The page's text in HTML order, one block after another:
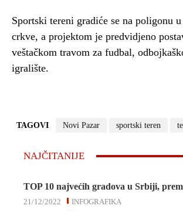
Sportski tereni gradiće se na poligonu
crkve, a projektom je predvidjeno
veštačkom travom za fudbal,
igralište.
TAGOVI Novi Pazar sportski teren
NAJČITANIJE
TOP 10 najvećih gradova u Srbiji,
INFOGRAFIKA
21/12/2022